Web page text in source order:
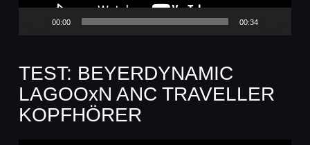
00:00 00:34
TEST: BEYERDYNAMIC
LAGOOxN ANC TRAVELLER
KOPFHÖRER